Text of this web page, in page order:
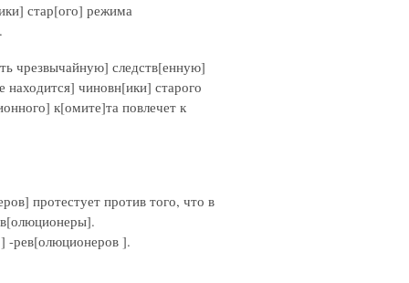
стар[ого] режима
чрезвычайную] следств[енную]
чиновн[ики] старого
к[омите]та повлечет к
протестует против того, что в
] -рев[олюционеров ].